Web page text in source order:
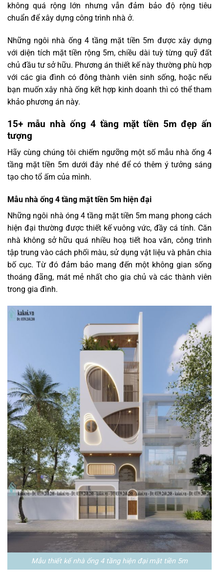
không quá rộng lớn nhưng vẫn đảm bảo độ rộng tiêu
chuẩn để xây dựng công trình nhà ở.
Những ngôi nhà ống 4 tầng mặt tiền 5m được xây dựng
với diện tích mặt tiền rộng 5m, chiều dài tuỳ từng quỹ đất
chủ đầu tư sở hữu. Phương án thiết kế này thường phù hợp
với các gia đình có đông thành viên sinh sống, hoặc nếu
bạn muốn xây nhà ống kết hợp kinh doanh thì có thể tham
khảo phương án này.
15+ mẫu nhà ống 4 tầng mặt tiền 5m đẹp ấn
tượng
Hãy cùng chúng tôi chiếm ngưỡng một số mẫu nhà ống 4
tầng mặt tiền 5m dưới đây nhé để có thêm ý tưởng sáng
tạo cho tổ ấm của mình.
Mẫu nhà ống 4 tầng mặt tiền 5m hiện đại
Những ngôi nhà óng 4 tầng mặt tiền 5m mang phong cách
hiện đại thường được thiết kế vuông vức, đầy cá tính. Căn
nhà không sở hữu quá nhiều hoạ tiết hoa văn, công trình
tập trung vào cách phối màu, sử dụng vật liệu và phân chia
bố cục. Từ đó đảm bảo mang đến một không gian sống
thoáng đãng, mát mẻ nhất cho gia chủ và các thành viên
trong gia đình.
Mẫu thiết kế nhà ống 4 tầng hiện đại mặt tiền 5m